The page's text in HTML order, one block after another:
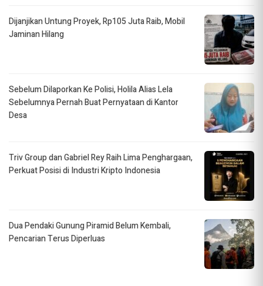
Dijanjikan Untung Proyek, Rp105 Juta Raib, Mobil
Jaminan Hilang
Sebelum Dilaporkan Ke Polisi, Holila Alias Lela
Sebelumnya Pernah Buat Pernyataan di Kantor
Desa
Triv Group dan Gabriel Rey Raih Lima Penghargaan,
Perkuat Posisi di Industri Kripto Indonesia
Dua Pendaki Gunung Piramid Belum Kembali,
Pencarian Terus Diperluas